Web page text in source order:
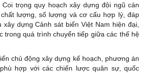
trọng quy hoạch xây dựng đội ngũ cán
lượng, số lượng và cơ cấu hợp lý, đáp
xây dựng Cảnh sát biển Việt Nam hiện đại,
trong quá trình chuyển tiếp giữa các thế hệ
chủ động xây dựng kế hoạch, phương án
hợp với các chiến lược quân sự, quốc